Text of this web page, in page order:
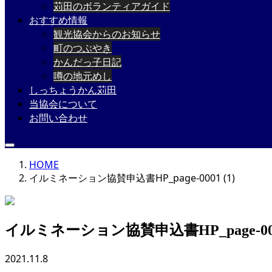
苅田のボランティアガイド
おすすめ情報
観光協会からのお知らせ
町のつぶやき
かんだっ子日記
噂の地元めし
しっちょうかん苅田
当協会について
お問い合わせ
HOME
イルミネーション協賛申込書HP_page-0001 (1)
イルミネーション協賛申込書HP_page-
2021.11.8